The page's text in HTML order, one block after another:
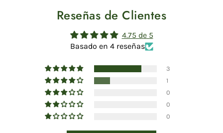
Reseñas de Clientes
4.75 de 5
Basado en 4 reseñas
3
1
0
0
0